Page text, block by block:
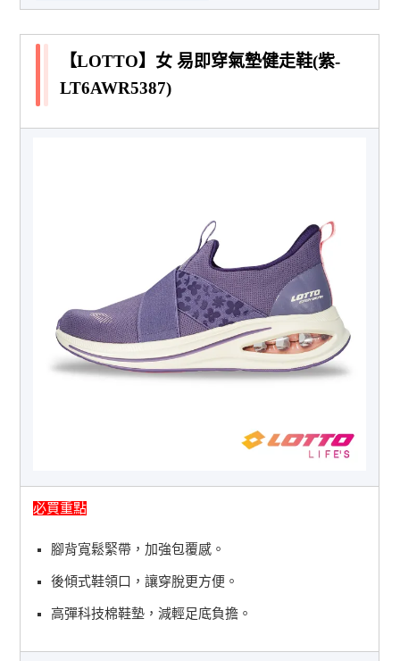
【LOTTO】女 易即穿氣墊健走鞋(紫-
LT6AWR5387)
必買重點
腳背寬鬆緊帶，加強包覆感。
後傾式鞋領口，讓穿脫更方便。
高彈科技棉鞋墊，減輕足底負擔。